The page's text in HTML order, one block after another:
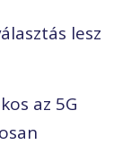
lesz
az 5G